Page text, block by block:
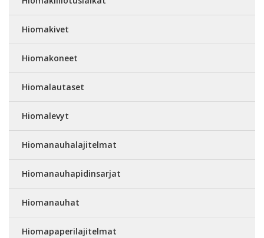
Hiomakivet
Hiomakoneet
Hiomalautaset
Hiomalevyt
Hiomanauhalajitelmat
Hiomanauhapidinsarjat
Hiomanauhat
Hiomapaperilajitelmat